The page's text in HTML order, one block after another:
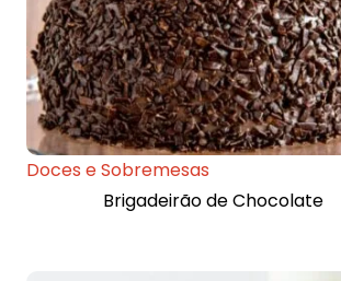
Doces e Sobremesas
Brigadeirão de Chocolate